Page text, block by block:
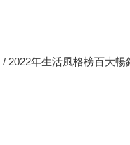
年生活風格榜百大暢